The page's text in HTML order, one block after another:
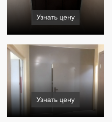
Узнать цену
Узнать цену